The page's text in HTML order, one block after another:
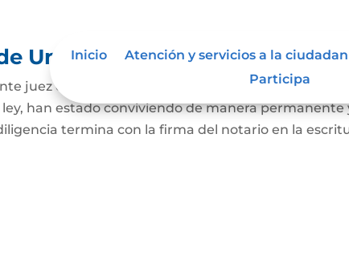
Inicio Atención y servicios a la
Participa
Unión Marital de Hecho
juez o notario de la existencia de la unión entre
han estado conviviendo de manera
termina con la firma del notario en la